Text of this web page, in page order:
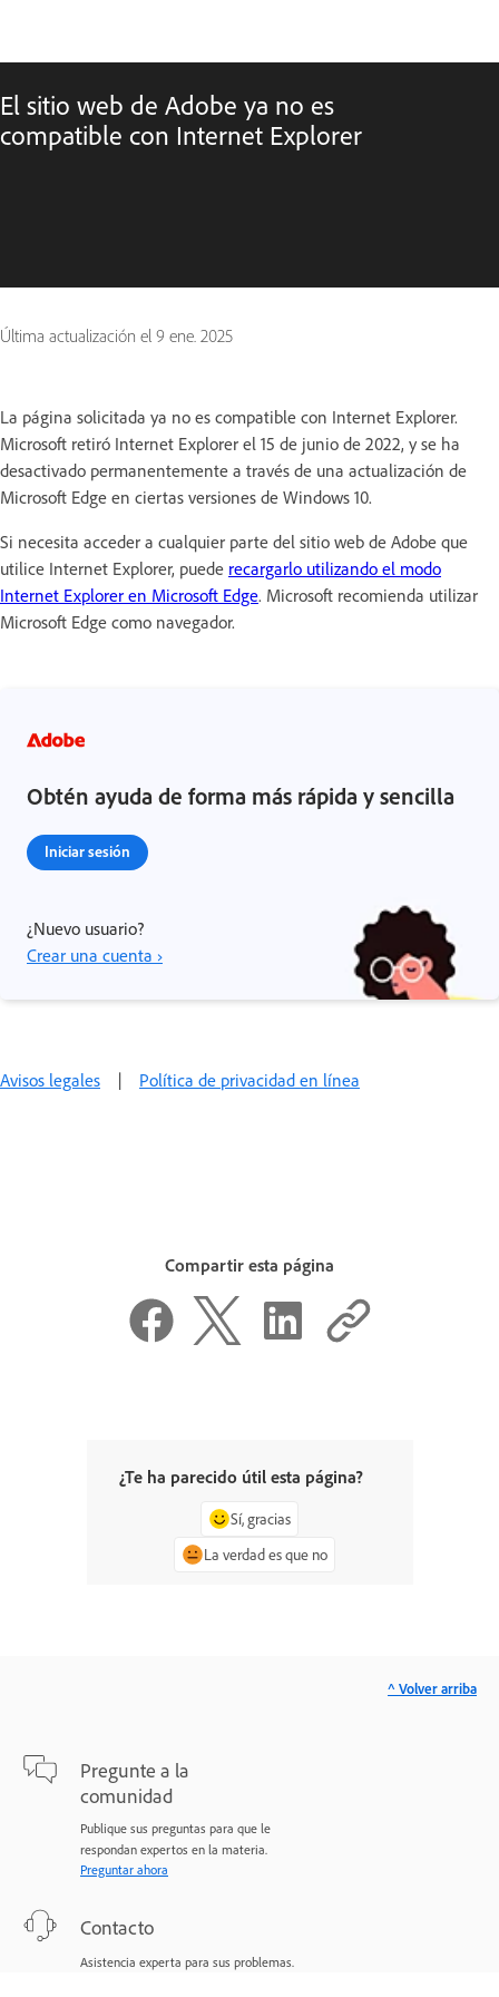
El sitio web de Adobe ya no es
compatible con Internet Explorer
Última actualización el 9 ene. 2025
La página solicitada ya no es compatible con Internet Explorer.
Microsoft retiró Internet Explorer el 15 de junio de 2022, y se ha
desactivado permanentemente a través de una actualización de
Microsoft Edge en ciertas versiones de Windows 10.
Si necesita acceder a cualquier parte del sitio web de Adobe que
utilice Internet Explorer, puede recargarlo utilizando el modo
Internet Explorer en Microsoft Edge. Microsoft recomienda utilizar
Microsoft Edge como navegador.
Obtén ayuda de forma más rápida y sencilla
Iniciar sesión
¿Nuevo usuario?
Crear una cuenta ›
Avisos legales | Política de privacidad en línea
Compartir esta página
¿Te ha parecido útil esta página?
Sí, gracias
La verdad es que no
Pregunte a la
comunidad
Publique sus preguntas para que le
respondan expertos en la materia.
Preguntar ahora
Contacto
Asistencia experta para sus problemas.
^ Volver arriba